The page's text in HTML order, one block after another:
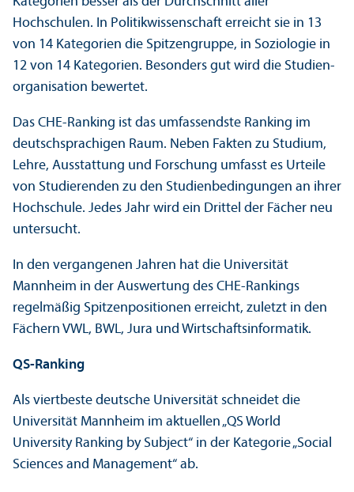
Hochschulen. In Politik­wissenschaft erreicht sie in 13
von 14 Kategorien die Spitzen­gruppe, in Soziologie in
12 von 14 Kategorien. Besonders gut wird die Studien­
organisation bewertet.
Das CHE-Ranking ist das umfassendste Ranking im
deutschsprach­igen Raum. Neben Fakten zu Studium,
Lehre, Ausstattung und Forschung umfasst es Urteile
von Studierenden zu den Studien­bedingungen an ihrer
Hochschule. Jedes Jahr wird ein Drittel der Fächer neu
unter­sucht.
In den vergangenen Jahren hat die Universität
Mannheim in der Auswertung des CHE-Rankings
regelmäßig Spitzenpositionen erreicht, zuletzt in den
Fächern VWL, BWL, Jura und Wirtschafts­informatik.
QS-Ranking
Als viertbeste deutsche Universität schneidet die
Universität Mannheim im aktuellen „QS World
University Ranking by Subject“ in der Kategorie „Social
Sciences and Management“ ab.